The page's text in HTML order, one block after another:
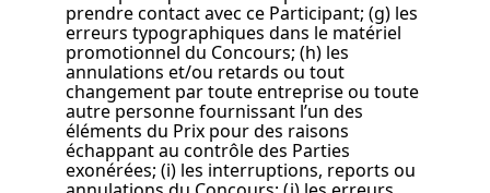
prendre contact avec ce Participant; (g) les
erreurs typographiques dans le matériel
promotionnel du Concours; (h) les
annulations et/ou retards ou tout
changement par toute entreprise ou toute
autre personne fournissant l’un des
éléments du Prix pour des raisons
échappant au contrôle des Parties
exonérées; (i) les interruptions, reports ou